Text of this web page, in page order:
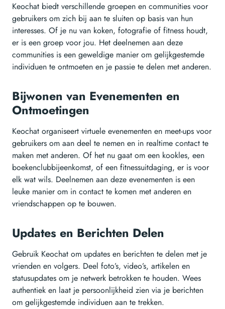
Keochat biedt verschillende groepen en communities voor
gebruikers om zich bij aan te sluiten op basis van hun
interesses. Of je nu van koken, fotografie of fitness houdt,
er is een groep voor jou. Het deelnemen aan deze
communities is een geweldige manier om gelijkgestemde
individuen te ontmoeten en je passie te delen met anderen.
Bijwonen van Evenementen en
Ontmoetingen
Keochat organiseert virtuele evenementen en meet-ups voor
gebruikers om aan deel te nemen en in realtime contact te
maken met anderen. Of het nu gaat om een kookles, een
boekenclubbijeenkomst, of een fitnessuitdaging, er is voor
elk wat wils. Deelnemen aan deze evenementen is een
leuke manier om in contact te komen met anderen en
vriendschappen op te bouwen.
Updates en Berichten Delen
Gebruik Keochat om updates en berichten te delen met je
vrienden en volgers. Deel foto’s, video’s, artikelen en
statusupdates om je netwerk betrokken te houden. Wees
authentiek en laat je persoonlijkheid zien via je berichten
om gelijkgestemde individuen aan te trekken.